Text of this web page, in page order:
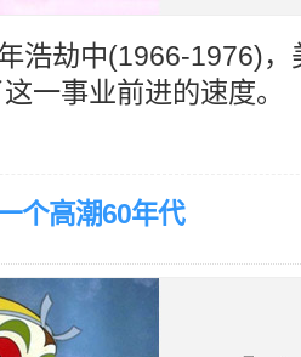
浩劫中(1966-1976)
一事业前进的速度。
个高潮60年代